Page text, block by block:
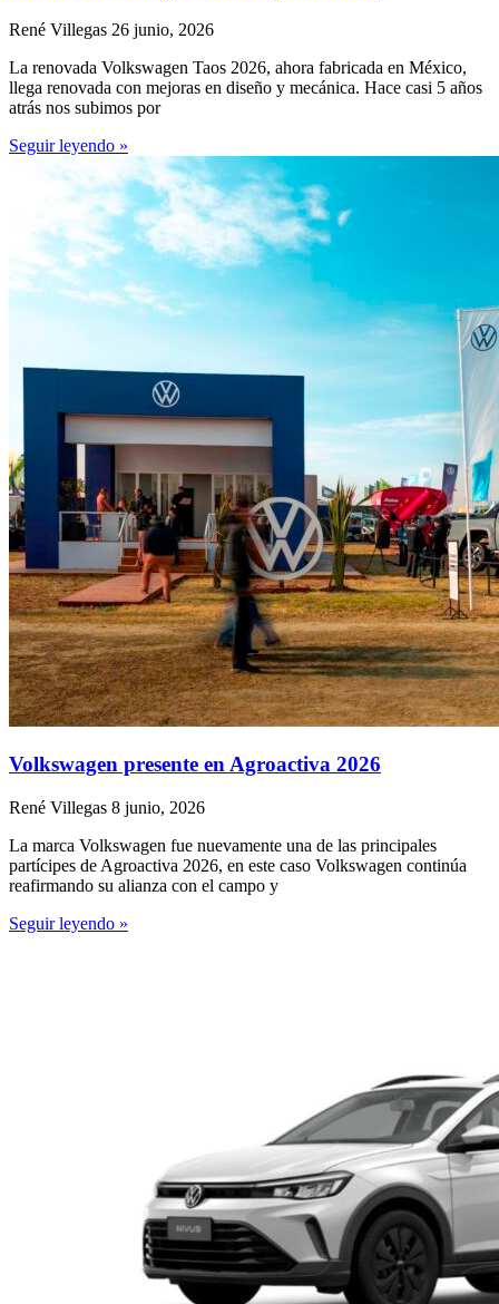
René Villegas 26 junio, 2026
La renovada Volkswagen Taos 2026, ahora fabricada en México,
llega renovada con mejoras en diseño y mecánica. Hace casi 5 años
atrás nos subimos por
Seguir leyendo »
Volkswagen presente en Agroactiva 2026
René Villegas 8 junio, 2026
La marca Volkswagen fue nuevamente una de las principales
partícipes de Agroactiva 2026, en este caso Volkswagen continúa
reafirmando su alianza con el campo y
Seguir leyendo »